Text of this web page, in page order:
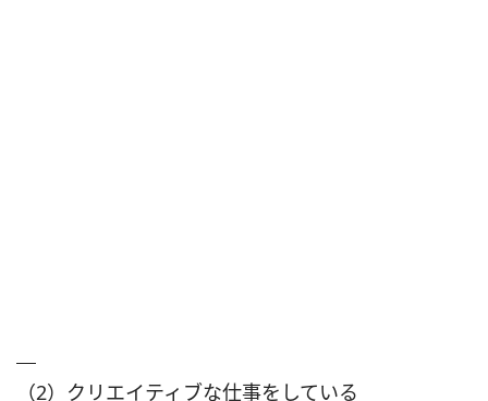
（2）クリエイティブな仕事をしている